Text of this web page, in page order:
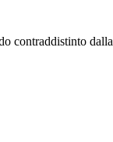
contraddistinto